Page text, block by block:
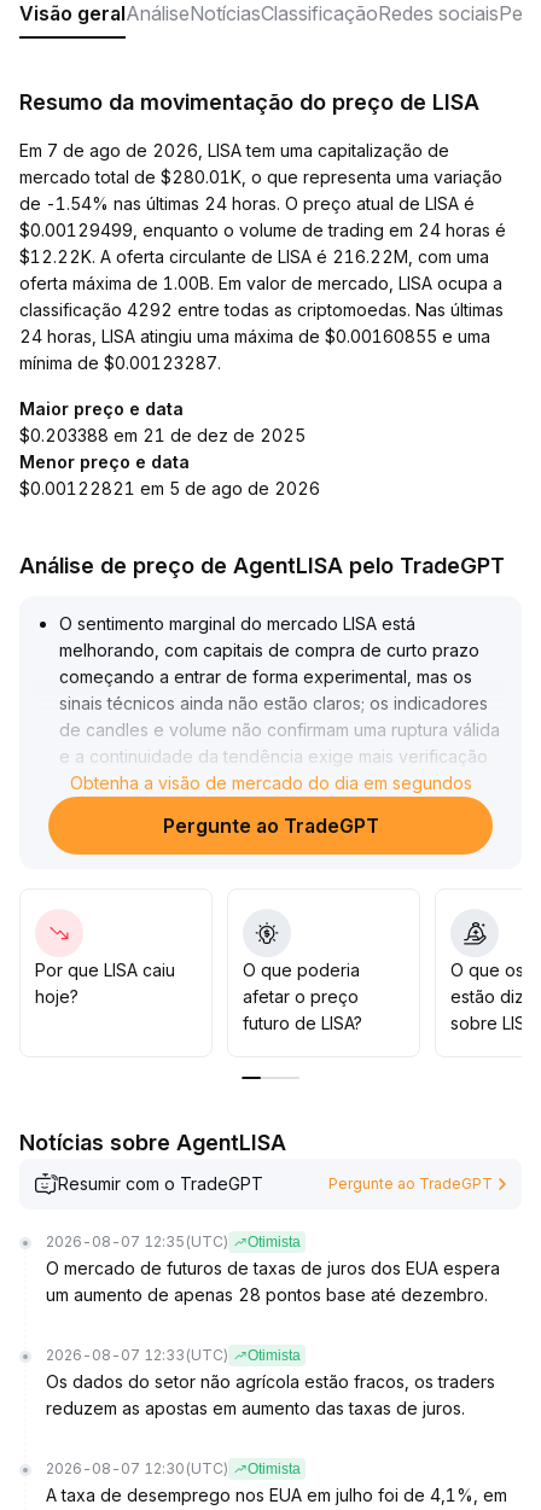
Visão geralAnáliseNotíciasClassificaçãoRedes sociais
Resumo da movimentação do preço de LISA
Em 7 de ago de 2026, LISA tem uma capitalização de
mercado total de $280.01K, o que representa uma variação
de -1.54% nas últimas 24 horas. O preço atual de LISA é
$0.00129499, enquanto o volume de trading em 24 horas é
$12.22K. A oferta circulante de LISA é 216.22M, com uma
oferta máxima de 1.00B. Em valor de mercado, LISA ocupa a
classificação 4292 entre todas as criptomoedas. Nas últimas
24 horas, LISA atingiu uma máxima de $0.00160855 e uma
mínima de $0.00123287.
Maior preço e data
$0.203388 em 21 de dez de 2025
Menor preço e data
$0.00122821 em 5 de ago de 2026
Análise de preço de AgentLISA pelo TradeGPT
O sentimento marginal do mercado LISA está
melhorando, com capitais de compra de curto prazo
começando a entrar de forma experimental, mas os
sinais técnicos ainda não estão claros; os indicadores
de candles e volume não confirmam uma ruptura válida
e a continuidade da tendência exige mais verificação
de dados.
Recomenda-se aos investidores que sigam
cautelosamente, considerando aumentar posições
chave (por exemplo, MA10 e MA20 no gráfico diário)
Caso o preço perca o suporte anterior (faixa de
referência 3,50-3,80), deve-se realizar stop loss
imediatamente
Para o médio e longo prazo, sugere-se observar
comportamento de mercado, ajustando a composição
Obtenha a visão de mercado do dia em segundos
Pergunte ao TradeGPT
Por que LISA caiu
hoje?
O que poderia
afetar o preço
futuro de LISA?
O que os
estão
sobre
Notícias sobre AgentLISA
Resumir com o TradeGPT Pergunte ao TradeGPT
2026-08-07 12:35 (UTC) Otimista
O mercado de futuros de taxas de juros dos EUA espera
um aumento de apenas 28 pontos base até dezembro.
2026-08-07 12:33 (UTC) Otimista
Os dados do setor não agrícola estão fracos, os traders
reduzem as apostas em aumento das taxas de juros.
2026-08-07 12:30 (UTC) Otimista
A taxa de desemprego nos EUA em julho foi de 4,1%, em